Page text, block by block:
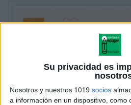
Su privacidad es
Nosotros y nuestros 1019 socios
a información en un dispositivo, como